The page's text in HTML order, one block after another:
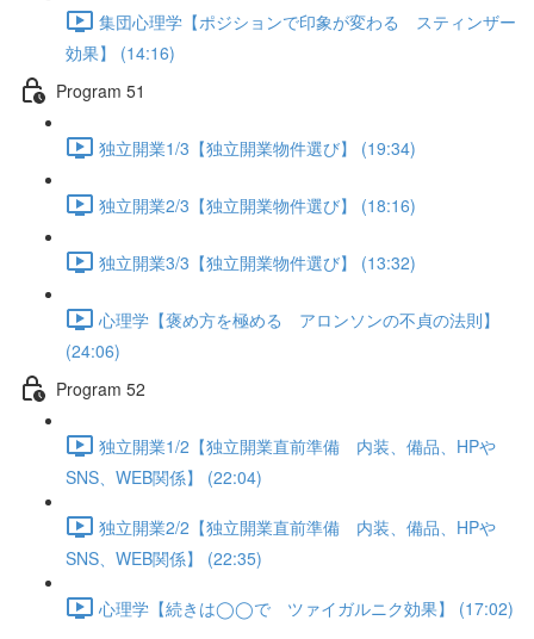
集団心理学【ポジションで印象が変わる スティンザー
効果】 (14:16)
Program 51
独立開業1/3【独立開業物件選び】 (19:34)
独立開業2/3【独立開業物件選び】 (18:16)
独立開業3/3【独立開業物件選び】 (13:32)
心理学【褒め方を極める アロンソンの不貞の法則】
(24:06)
Program 52
独立開業1/2【独立開業直前準備 内装、備品、HPや
SNS、WEB関係】 (22:04)
独立開業2/2【独立開業直前準備 内装、備品、HPや
SNS、WEB関係】 (22:35)
心理学【続きは◯◯で ツァイガルニク効果】 (17:02)